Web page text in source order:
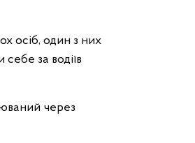
осіб, один з них
за водіїв
через